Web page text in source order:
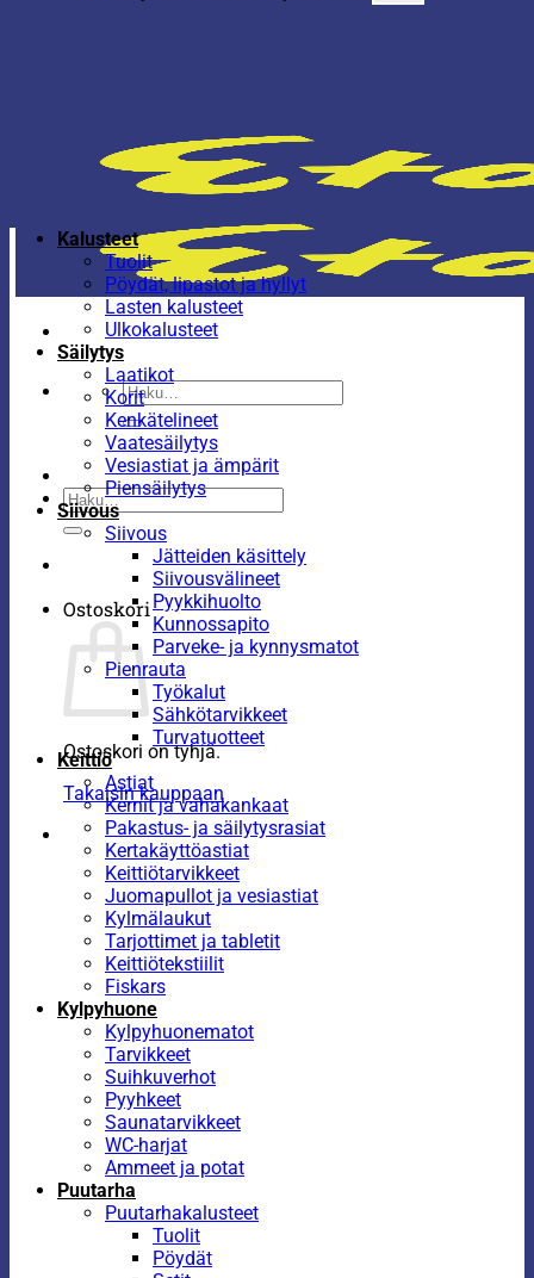
Etsi:
Etsi:
Ostoskori
Ostoskori on tyhjä.
Takaisin kauppaan
Kalusteet
Tuolit
Pöydät, lipastot ja hyllyt
Lasten kalusteet
Ulkokalusteet
Säilytys
Laatikot
Korit
Kenkätelineet
Vaatesäilytys
Vesiastiat ja ämpärit
Piensäilytys
Siivous
Siivous
Jätteiden käsittely
Siivousvälineet
Pyykkihuolto
Kunnossapito
Parveke- ja kynnysmatot
Pienrauta
Työkalut
Sähkötarvikkeet
Turvatuotteet
Keittiö
Astiat
Kernit ja vahakankaat
Pakastus- ja säilytysrasiat
Kertakäyttöastiat
Keittiötarvikkeet
Juomapullot ja vesiastiat
Kylmälaukut
Tarjottimet ja tabletit
Keittiötekstiilit
Fiskars
Kylpyhuone
Kylpyhuonematot
Tarvikkeet
Suihkuverhot
Pyyhkeet
Saunatarvikkeet
WC-harjat
Ammeet ja potat
Puutarha
Puutarhakalusteet
Tuolit
Pöydät